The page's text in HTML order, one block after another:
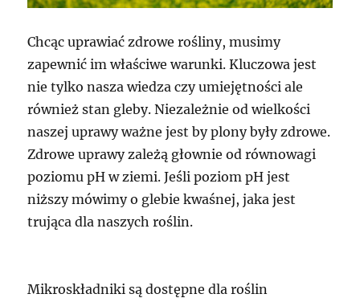
Chcąc uprawiać zdrowe rośliny, musimy
zapewnić im właściwe warunki. Kluczowa jest
nie tylko nasza wiedza czy umiejętności ale
również stan gleby. Niezależnie od wielkości
naszej uprawy ważne jest by plony były zdrowe.
Zdrowe uprawy zależą głownie od równowagi
poziomu pH w ziemi. Jeśli poziom pH jest
niższy mówimy o glebie kwaśnej, jaka jest
trująca dla naszych roślin.
Mikroskładniki są dostępne dla roślin